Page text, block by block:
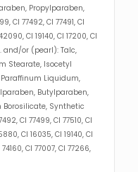
Propylparaben,
CI 77492, CI 77491, CI
CI 19140, CI 17200, CI
and/or (pearl): Talc,
Stearate, Isocetyl
Liquidum,
Butylparaben,
Synthetic
CI 77499, CI 77510, CI
CI 16035, CI 19140, CI
CI 77007, CI 77266,